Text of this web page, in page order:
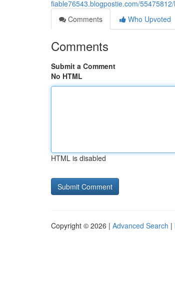
fiable76543.blogpostie.com/
Comments
Who Upvoted
Comments
Submit a Comment
No HTML
HTML is disabled
Copyright © 2026 | Advanced Search |